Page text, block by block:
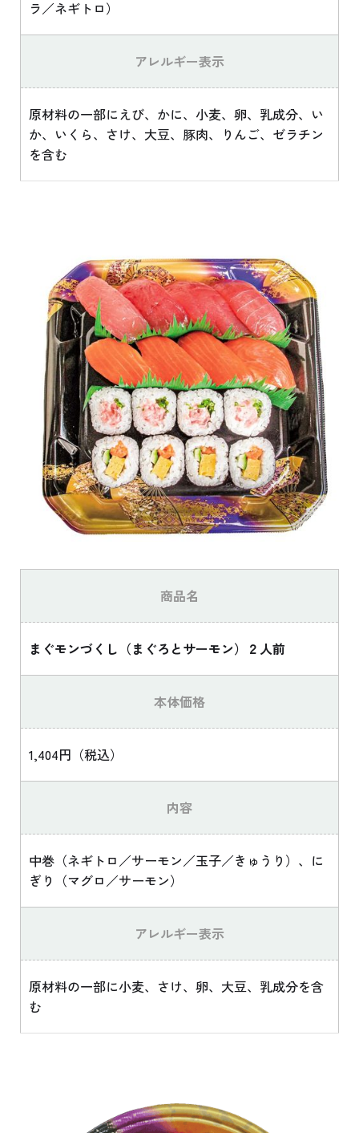
ラ／ネギトロ）
アレルギー表示
原材料の一部にえび、かに、小麦、卵、乳成分、い
か、いくら、さけ、大豆、豚肉、りんご、ゼラチン
を含む
商品名
まぐモンづくし（まぐろとサーモン）２人前
本体価格
1,404円（税込）
内容
中巻（ネギトロ／サーモン／玉子／きゅうり）、に
ぎり（マグロ／サーモン）
アレルギー表示
原材料の一部に小麦、さけ、卵、大豆、乳成分を含
む